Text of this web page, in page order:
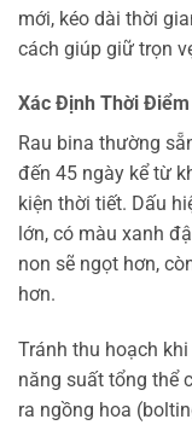
mới, kéo dài thời
cách giúp giữ trọn
Xác Định Thời Điểm
Rau bina thường
đến 45 ngày kể từ
kiện thời tiết. Dấu
lớn, có màu xanh
non sẽ ngọt hơn,
hơn.
Tránh thu hoạch
năng suất tổng thể
ra ngồng hoa